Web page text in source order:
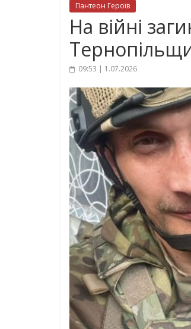
Пантеон Героїв
На війні
09:53 | 1.07.2026